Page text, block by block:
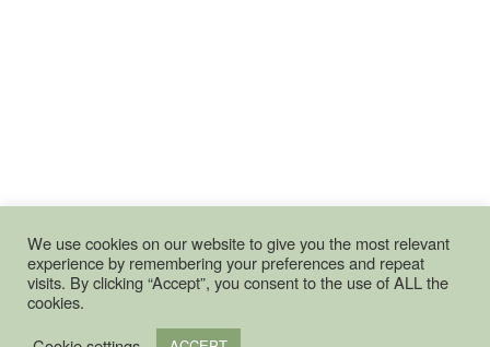
We use cookies on our website to give you the most relevant
experience by remembering your preferences and repeat
visits. By clicking “Accept”, you consent to the use of ALL the
cookies.